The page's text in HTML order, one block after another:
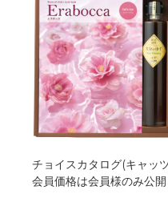
チョイスカタログ(キャッ
会員価格は会員様のみ公開